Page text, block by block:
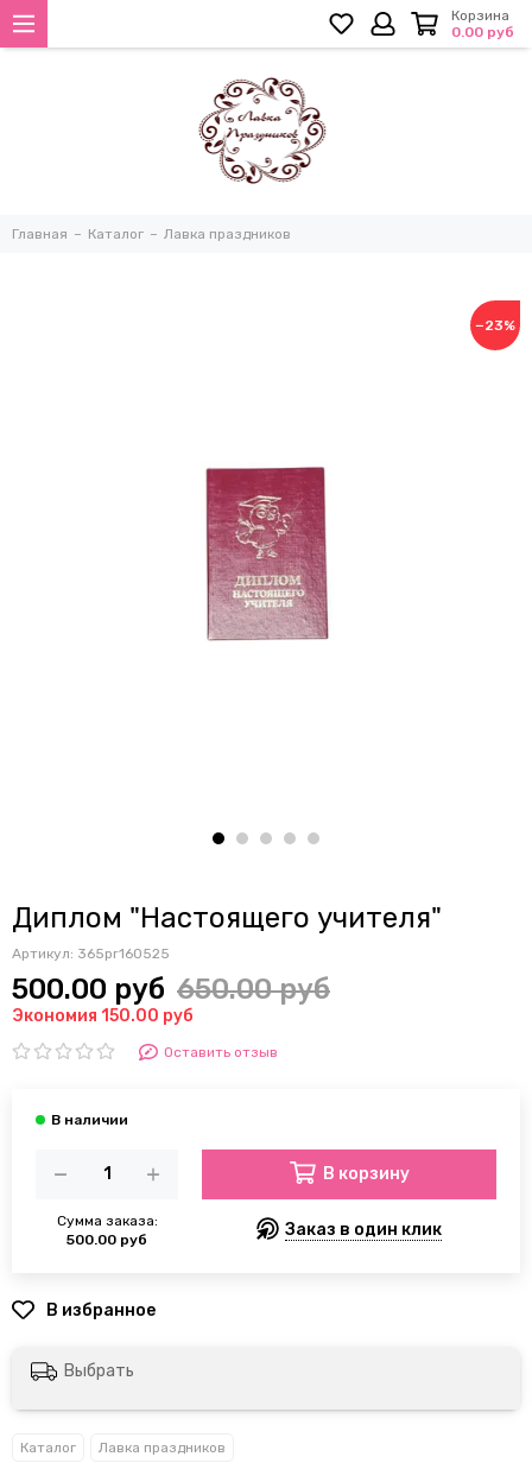
Корзина
0.00 руб
Главная Каталог Лавка праздников
−23%
Диплом "Настоящего учителя"
Артикул: 365pr160525
500.00 руб 650.00 руб
Экономия 150.00 руб
Оставить отзыв
Сумма заказа:
500.00 руб
В корзину
Заказ в один клик
Выбрать
Каталог Лавка праздников